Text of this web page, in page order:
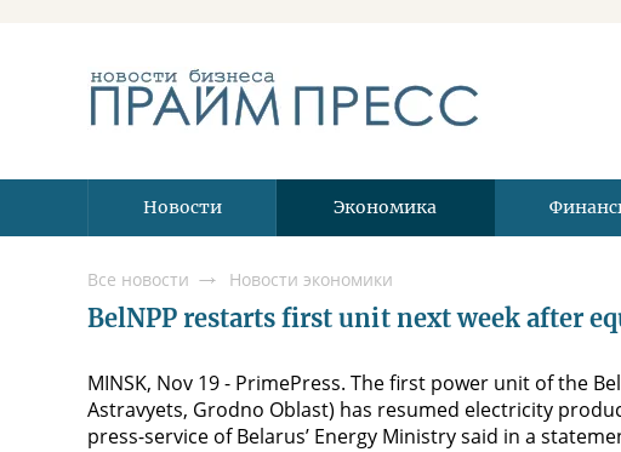
Новости Экономика
Все новости Новости экономики
BelNPP restarts first unit next week after
MINSK, Nov 19 - PrimePress. The first power unit of the
Astravyets, Grodno Oblast) has resumed electricity
press-service of Belarus’ Energy Ministry said in a